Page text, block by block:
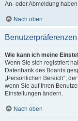
An- oder Abmeldung
Nach oben
Wie kann ich meine
Wenn Sie sich registriert
Datenbank des Boards
„Persönlichen Bereich“;
wenn Sie auf Ihren
Einstellungen ändern.
Nach oben